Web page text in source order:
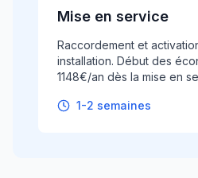
Mise en service
Raccordement et
installation. Début des
1148€/an dès la mise en
1-2 semaines